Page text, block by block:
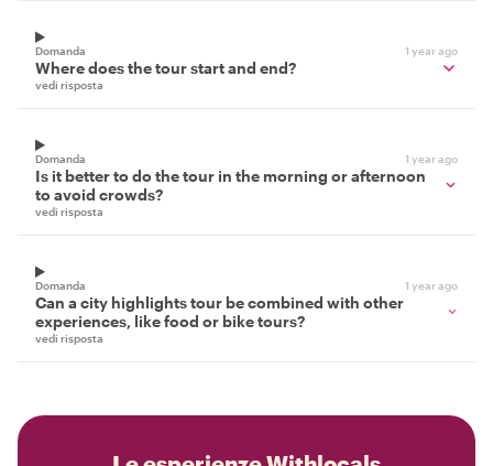
Domanda 1 year ago
Where does the tour start and end?
vedi risposta
Domanda 1 year ago
Is it better to do the tour in the morning or afternoon
to avoid crowds?
vedi risposta
Domanda 1 year ago
Can a city highlights tour be combined with other
experiences, like food or bike tours?
vedi risposta